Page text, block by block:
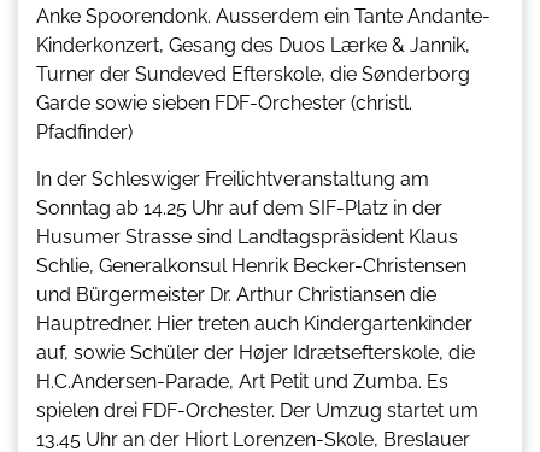
Anke Spoorendonk. Ausserdem ein Tante Andante-
Kinderkonzert, Gesang des Duos Lærke & Jannik,
Turner der Sundeved Efterskole, die Sønderborg
Garde sowie sieben FDF-Orchester (christl.
Pfadfinder)
In der Schleswiger Freilichtveranstaltung am
Sonntag ab 14.25 Uhr auf dem SIF-Platz in der
Husumer Strasse sind Landtagspräsident Klaus
Schlie, Generalkonsul Henrik Becker-Christensen
und Bürgermeister Dr. Arthur Christiansen die
Hauptredner. Hier treten auch Kindergartenkinder
auf, sowie Schüler der Højer Idrætsefterskole, die
H.C.Andersen-Parade, Art Petit und Zumba. Es
spielen drei FDF-Orchester. Der Umzug startet um
13.45 Uhr an der Hiort Lorenzen-Skole, Breslauer